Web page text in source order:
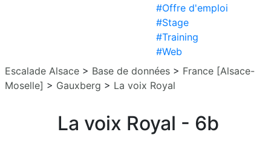
#Offre d'emploi
#Stage
#Training
#Web
Escalade Alsace > Base de données > France [Alsace-
Moselle] > Gauxberg > La voix Royal
La voix Royal - 6b